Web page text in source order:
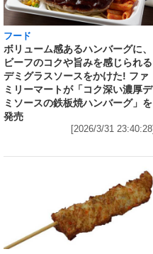
フード
ボリューム感あるハンバーグに、
ビーフのコクや旨みを感じられる
デミグラスソースをかけた! ファ
ミリーマートが「コク深い濃厚デ
ミソースの鉄板焼ハンバーグ」を
発売
[2026/3/31 23:40:28]